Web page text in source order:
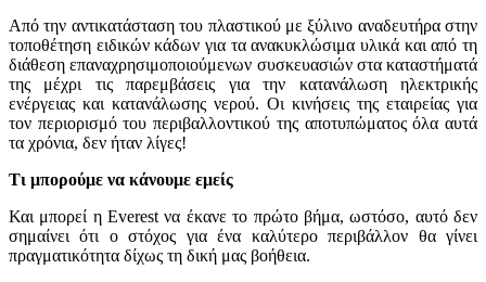
Από την αντικατάσταση του πλαστικού με ξύλινο αναδευτήρα στην
τοποθέτηση ειδικών κάδων για τα ανακυκλώσιμα υλικά και από τη
διάθεση επαναχρησιμοποιούμενων συσκευασιών στα καταστήματά
της μέχρι τις παρεμβάσεις για την κατανάλωση ηλεκτρικής
ενέργειας και κατανάλωσης νερού. Οι κινήσεις της εταιρείας για
τον περιορισμό του περιβαλλοντικού της αποτυπώματος όλα αυτά
τα χρόνια, δεν ήταν λίγες!
Τι μπορούμε να κάνουμε εμείς
Και μπορεί η Everest να έκανε το πρώτο βήμα, ωστόσο, αυτό δεν
σημαίνει ότι ο στόχος για ένα καλύτερο περιβάλλον θα γίνει
πραγματικότητα δίχως τη δική μας βοήθεια.